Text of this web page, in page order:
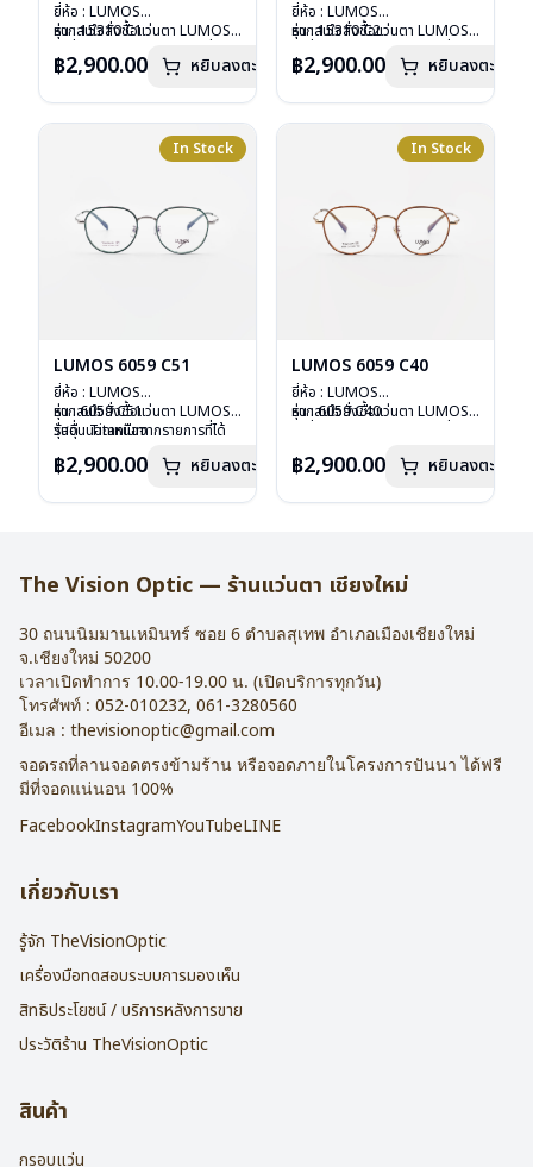
ยี่ห้อ : LUMOS
รุ่น : 15310 C1
เลนส์ : Demo Lens
น้ำหนัก : 16 กรัม
อุปกรณ์ : กล่องแว่น , ผ้าเช็ดแว่น
หากสนใจสั่งชื้อแว่นตา LUMOS
ลงไว้กรุณาติดต่อเราคลิก
฿2,900.00 หยิบลงตะกร้า
ยี่ห้อ : LUMOS
รุ่น : 15310 C2
เลนส์ : Demo Lens
น้ำหนัก : 16 กรัม
อุปกรณ์ : กล่องแว่น , ผ้าเช็ดแว่น
หากสนใจสั่งชื้อแว่นตา LUMOS
ลงไว้กรุณาติดต่อเราคลิก
฿2,900.00 หยิบลงตะกร้า
In Stock
LUMOS 6059 C51
ยี่ห้อ : LUMOS
รุ่น : 6059 C51
วัสดุ : Titanium
บานพับ : ไม่มีสปริง
อุปกรณ์ : กล่องแว่น , ผ้าเช็ดแว่น
หากสนใจสั่งชื้อแว่นตา LUMOS
รุ่นอื่นนอกเหนือจากรายการที่ได้
฿2,900.00 หยิบลงตะกร้า
In Stock
LUMOS 6059 C40
ยี่ห้อ : LUMOS
รุ่น : 6059 C40
บานพับ : ไม่มีสปริง
อุปกรณ์ : กล่องแว่น , ผ้าเช็ดแว่น
หากสนใจสั่งชื้อแว่นตา LUMOS
฿2,900.00 หยิบลงตะกร้า
The Vision Optic — ร้านแว่นตา เชียงใหม่
30 ถนนนิมมานเหมินทร์ ซอย 6 ตำบลสุเทพ อำเภอเมืองเชียงใหม่
จ.เชียงใหม่ 50200
เวลาเปิดทำการ 10.00-19.00 น. (เปิดบริการทุกวัน)
โทรศัพท์ : 052-010232, 061-3280560
อีเมล : thevisionoptic@gmail.com
จอดรถที่ลานจอดตรงข้ามร้าน หรือจอดภายในโครงการปันนา ได้ฟรี
มีที่จอดแน่นอน 100%
FacebookInstagramYouTubeLINE
เกี่ยวกับเรา
รู้จัก TheVisionOptic
เครื่องมือทดสอบระบบการมองเห็น
สิทธิประโยชน์ / บริการหลังการขาย
ประวัติร้าน TheVisionOptic
สินค้า
กรอบแว่น